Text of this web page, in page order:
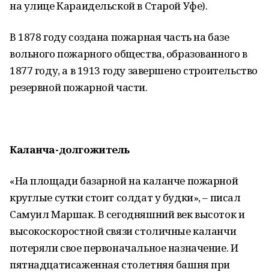
на улице Караидельской в Старой Уфе).
В 1878 году создана пожарная часть на базе
вольного пожарного общества, образованного в
1877 году, а в 1913 году завершено строительство
резервной пожарной части.
Каланча-долгожитель
«На площади базарной на каланче пожарной
круглые сутки стоит солдат у будки», – писал
Самуил Маршак. В сегодняшний век высоток и
высокоскоростной связи столичные каланчи
потеряли свое первоначальное назначение. И
пятнадцатисаженная столетняя башня при